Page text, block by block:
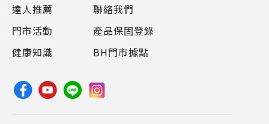
達人推薦
門市活動
健康知識
聯絡我們
產品保固登錄
BH門市據點